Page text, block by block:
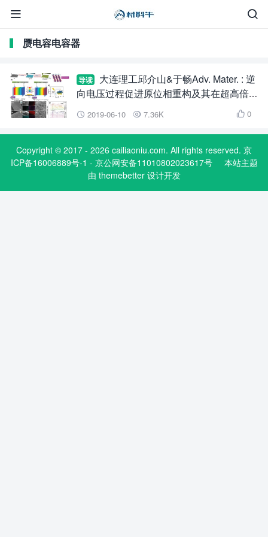


赝电容电容器
导读
大连理工邱介山&于畅Adv. Mater. : 逆
向电压过程促进原位相重构及其在超高倍率
超级电容器中的应用
 2019-06-10  7.36K  0
Copyright © 2017 - 2026 cailiaoniu.com. All rights reserved. 京
ICP备16006889号-1 - 京公网安备11010802023617号
本站主题
由 themebetter设计开发